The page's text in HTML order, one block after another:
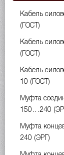
Кабель
(ГОСТ)
Кабель
(ГОСТ)
Кабель
10 (ГОСТ)
Муфта
150…240
Муфта
240 (ЭРГ)